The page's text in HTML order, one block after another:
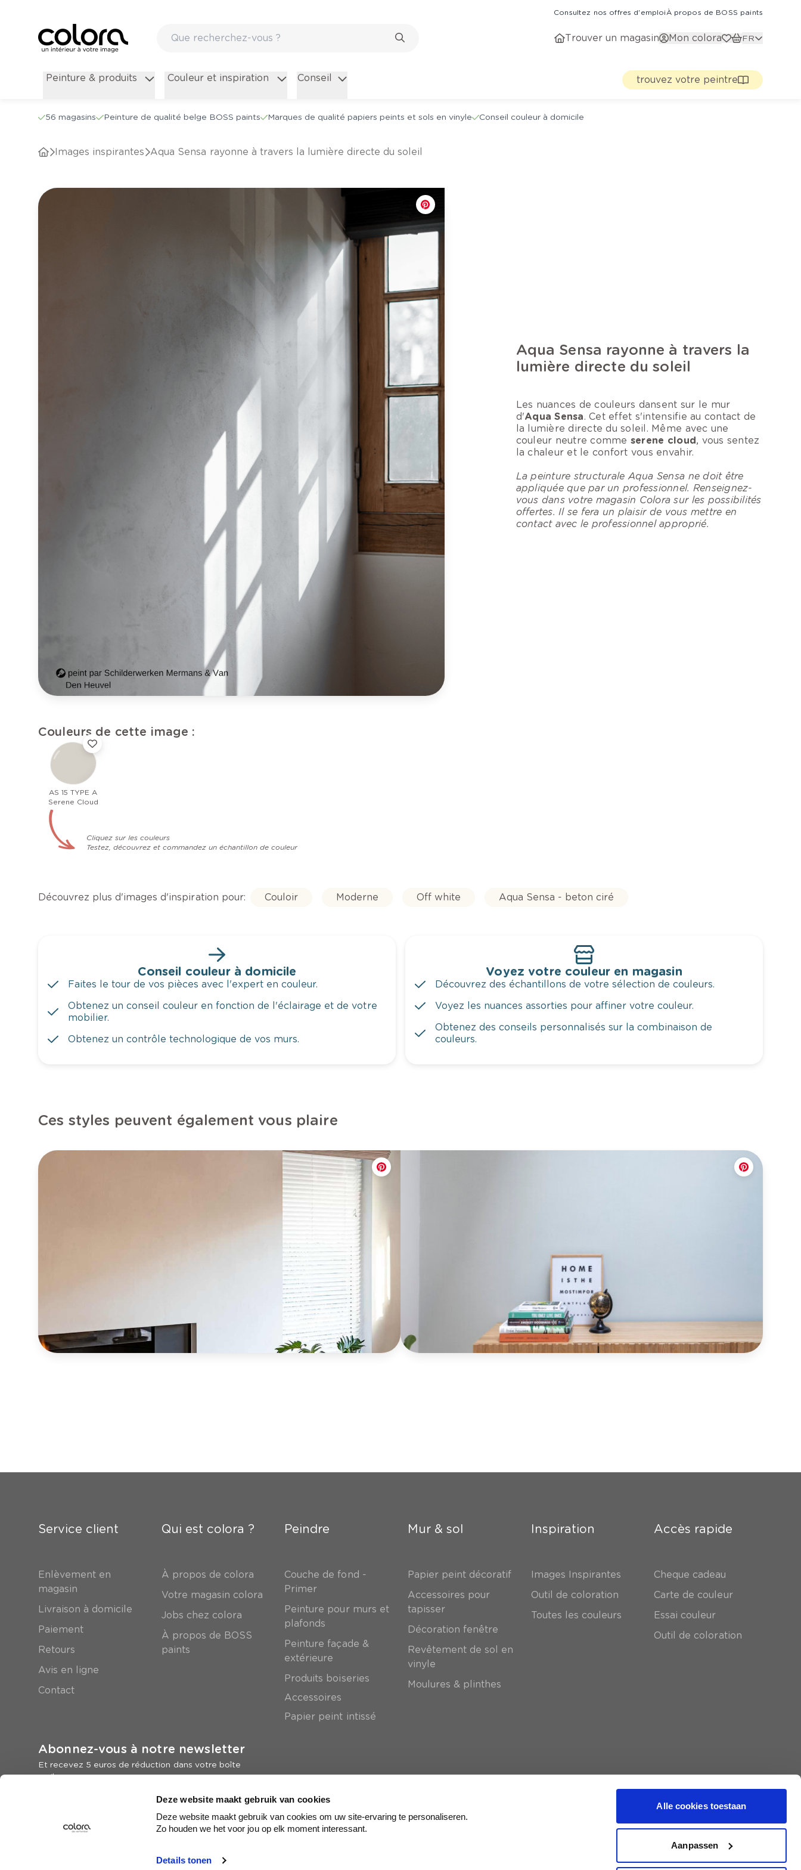
Deze website maakt gebruik van cookies
Deze website maakt gebruik van cookies om uw site-ervaring te personaliseren.
Zo houden we het voor jou op elk moment interessant.
Details tonen
Alle cookies toestaan
Aanpassen
Consultez nos offres d'emploiÀ propos de BOSS paints
Trouver un magasin Mon colora FR
Peinture & produits Couleur et inspiration Conseil trouvez votre peintre
56 magasins Peinture de qualité belge BOSS paints Marques de qualité papiers peints et sols en vinyle Conseil couleur à domicile
Images inspirantes Aqua Sensa rayonne à travers la lumière directe du soleil
Aqua Sensa rayonne à travers la
lumière directe du soleil
Les nuances de couleurs dansent sur le mur
d'Aqua Sensa. Cet effet s'intensifie au contact de
la lumière directe du soleil. Même avec une
couleur neutre comme serene cloud, vous sentez
la chaleur et le confort vous envahir.
La peinture structurale Aqua Sensa ne doit être
appliquée que par un professionnel. Renseignez-
vous dans votre magasin Colora sur les possibilités
offertes. Il se fera un plaisir de vous mettre en
contact avec le professionnel approprié.
Couleurs de cette image :
AS 15 TYPE A
Serene Cloud
Cliquez sur les couleurs
Testez, découvrez et commandez un échantillon de couleur
Découvrez plus d'images d'inspiration pour: Couloir Moderne Off white Aqua Sensa - beton ciré
Conseil couleur à domicile
Faites le tour de vos pièces avec l'expert en couleur.
Obtenez un conseil couleur en fonction de l'éclairage et de votre
mobilier.
Obtenez un contrôle technologique de vos murs.
Voyez votre couleur en magasin
Découvrez des échantillons de votre sélection de couleurs.
Voyez les nuances assorties pour affiner votre couleur.
Obtenez des conseils personnalisés sur la combinaison de
couleurs.
Ces styles peuvent également vous plaire
Service client
Enlèvement en
magasin
Livraison à domicile
Paiement
Retours
Avis en ligne
Contact
Qui est colora ?
À propos de colora
Votre magasin colora
Jobs chez colora
À propos de BOSS
paints
Peindre
Couche de fond -
Primer
Peinture pour murs et
plafonds
Peinture façade &
extérieure
Produits boiseries
Accessoires
Papier peint intissé
Mur & sol
Papier peint décoratif
Accessoires pour
tapisser
Décoration fenêtre
Revêtement de sol en
vinyle
Moulures & plinthes
Inspiration
Images Inspirantes
Outil de coloration
Toutes les couleurs
Accès rapide
Cheque cadeau
Carte de couleur
Essai couleur
Outil de coloration
Abonnez-vous à notre newsletter
Et recevez 5 euros de réduction dans votre boîte
mail
Inscrivez-vous